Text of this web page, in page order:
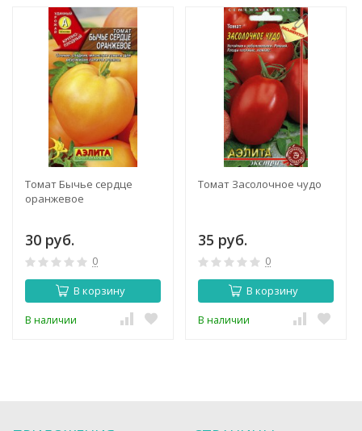
Томат Бычье сердце
оранжевое
30 руб.
0
В корзину
В наличии
Томат Засолочное чудо
35 руб.
0
В корзину
В наличии